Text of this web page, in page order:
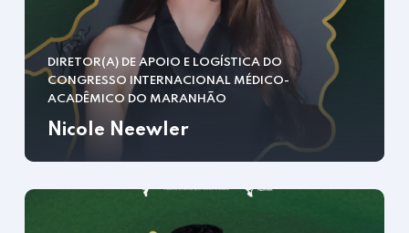
DIRETOR(A) DE APOIO E LOGÍSTICA DO
CONGRESSO INTERNACIONAL MÉDICO-
ACADÊMICO DO MARANHÃO
Nicole Neewler